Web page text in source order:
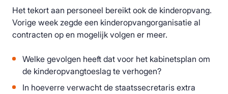
Het tekort aan personeel bereikt ook de kinderopvang.
Vorige week zegde een kinderopvangorganisatie al
contracten op en mogelijk volgen er meer.
Welke gevolgen heeft dat voor het kabinetsplan om
de kinderopvangtoeslag te verhogen?
In hoeverre verwacht de staatssecretaris extra